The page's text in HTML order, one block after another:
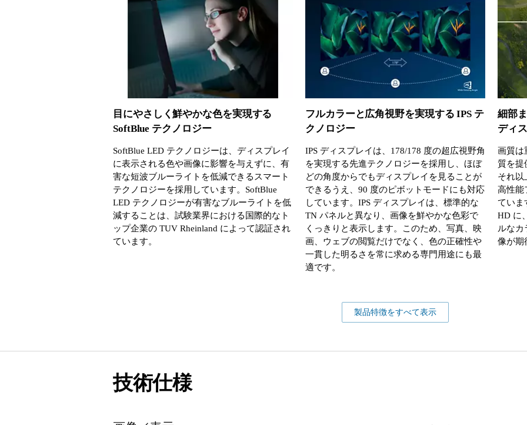
目にやさしく鮮やかな色を実現する
SoftBlue テクノロジー
SoftBlue LED テクノロジーは、ディスプレイ
に表示される色や画像に影響を与えずに、有
害な短波ブルーライトを低減できるスマート
テクノロジーを採用しています。SoftBlue
LED テクノロジーが有害なブルーライトを低
減することは、試験業界における国際的なト
ップ企業の TUV Rheinland によって認証され
ています。
フルカラーと広角視野を実現する IPS テ
クノロジー
IPS ディスプレイは、178/178 度の超広視野角
を実現する先進テクノロジーを採用し、ほぼ
どの角度からでもディスプレイを見ることが
できるうえ、90 度のピボットモードにも対応
しています。IPS ディスプレイは、標準的な
TN パネルと異なり、画像を鮮やかな色彩で
くっきりと表示します。このため、写真、映
画、ウェブの閲覧だけでなく、色の正確性や
一貫した明るさを常に求める専門用途にも最
適です。
細部
ディ
画質は
質を提
それ以
高性能
ていま
HD に
ルな
像が期
製品特徴をすべて表示
技術仕様